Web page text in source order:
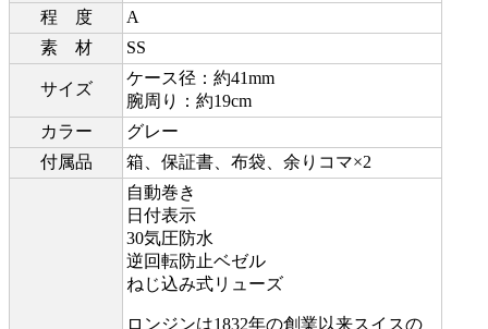
程 度
A
素 材
SS
サイズ
ケース径：約41mm
腕周り：約19cm
カラー
グレー
付属品
箱、保証書、布袋、余りコマ×2
自動巻き
日付表示
30気圧防水
逆回転防止ベゼル
ねじ込み式リューズ
ロンジンは1832年の創業以来スイスの